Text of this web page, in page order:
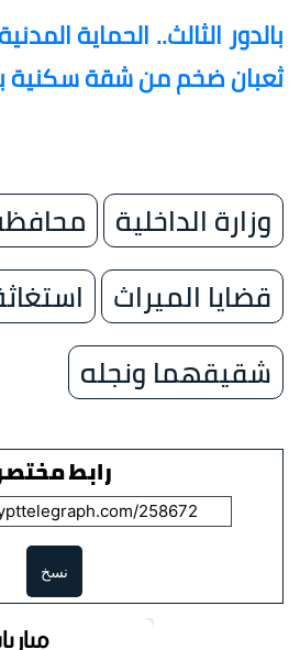
بالدور الثالث.. الحماية
ثعبان ضخم من شقة سكنية
وزارة الداخلية
قضايا الميراث
شقيقهما ونجله
رابط
نسخ